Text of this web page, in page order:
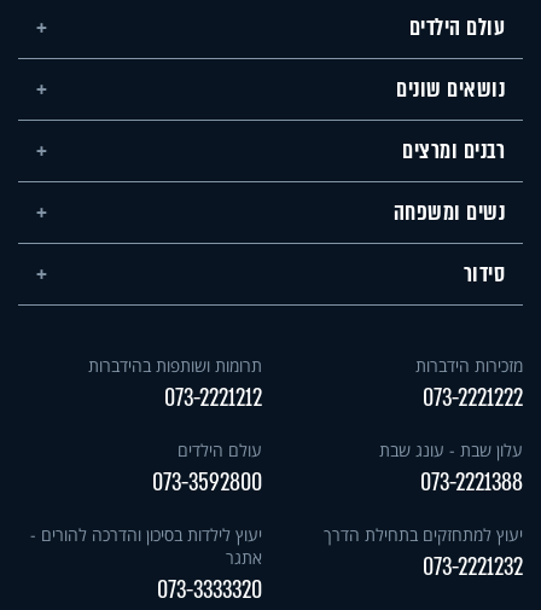
עולם הילדים
נושאים שונים
רבנים ומרצים
נשים ומשפחה
סידור
מזכירות הידברות
073-2221222
תרומות ושותפות בהידברות
073-2221212
עלון שבת - עונג שבת
073-2221388
עולם הילדים
073-3592800
יעוץ למתחזקים בתחילת הדרך
073-2221232
יעוץ לילדות בסיכון והדרכה להורים -
אתגר
073-3333320